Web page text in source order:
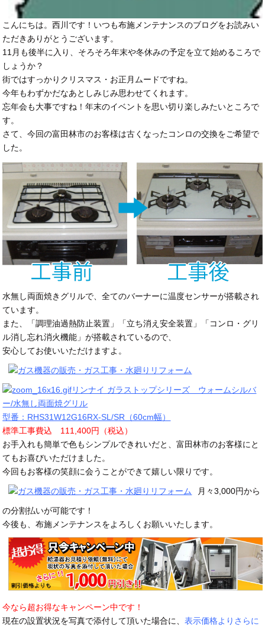
こんにちは。西川です！いつも布施メンテナンスのブログをお読みい
ただきありがとうございます。
11月も後半に入り、そろそろ年末や冬休みの予定を立て始めるころで
しょうか？
街ではすっかりクリスマス・お正月ムードですね。
今年もわずかだなあとしみじみ思わせてくれます。
忘年会も大事ですね！年末のイベントを思い切り楽しみたいところで
す。
さて、今回の富田林市のお客様は古くなったコンロの交換をご希望で
した。
水無し両面焼きグリルで、全てのバーナーに温度センサーが搭載され
ています。
また、「調理油過熱防止装置」「立ち消え安全装置」「コンロ・グリ
ル消し忘れ消火機能」が搭載されているので、
安心してお使いいただけますよ。
リンナイ ガラストップシリーズ ウォームシルバ
ー/水無し両面焼グリル
型番：RHS31W12G16RX-SL/SR（60cm幅）
標準工事費込 111,400円（税込）
お手入れも簡単で色もシンプルできれいだと、富田林市のお客様にと
てもお喜びいただけました。
今回もお客様の笑顔に会うことができて嬉しい限りです。
月々3,000円から
の分割払いが可能です！
今後も、布施メンテナンスをよろしくお願いいたします。
今なら超お得なキャンペーン中です！
現在の設置状況を写真で添付して頂いた場合に、表示価格よりさらに